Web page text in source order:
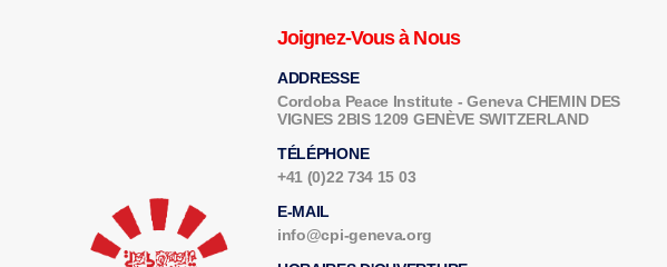
Joignez-Vous à Nous
ADDRESSE
Cordoba Peace Institute - Geneva CHEMIN DES
VIGNES 2BIS 1209 GENÈVE SWITZERLAND
TÉLÉPHONE
+41 (0)22 734 15 03
E-MAIL
info@cpi-geneva.org